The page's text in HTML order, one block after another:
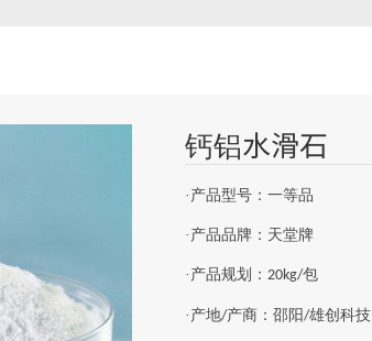
钙铝水滑石
·产品型号：一等品
· 产品品牌：天堂牌
· 产品规划： 20kg/包
· 产地/产商：邵阳/雄创科技